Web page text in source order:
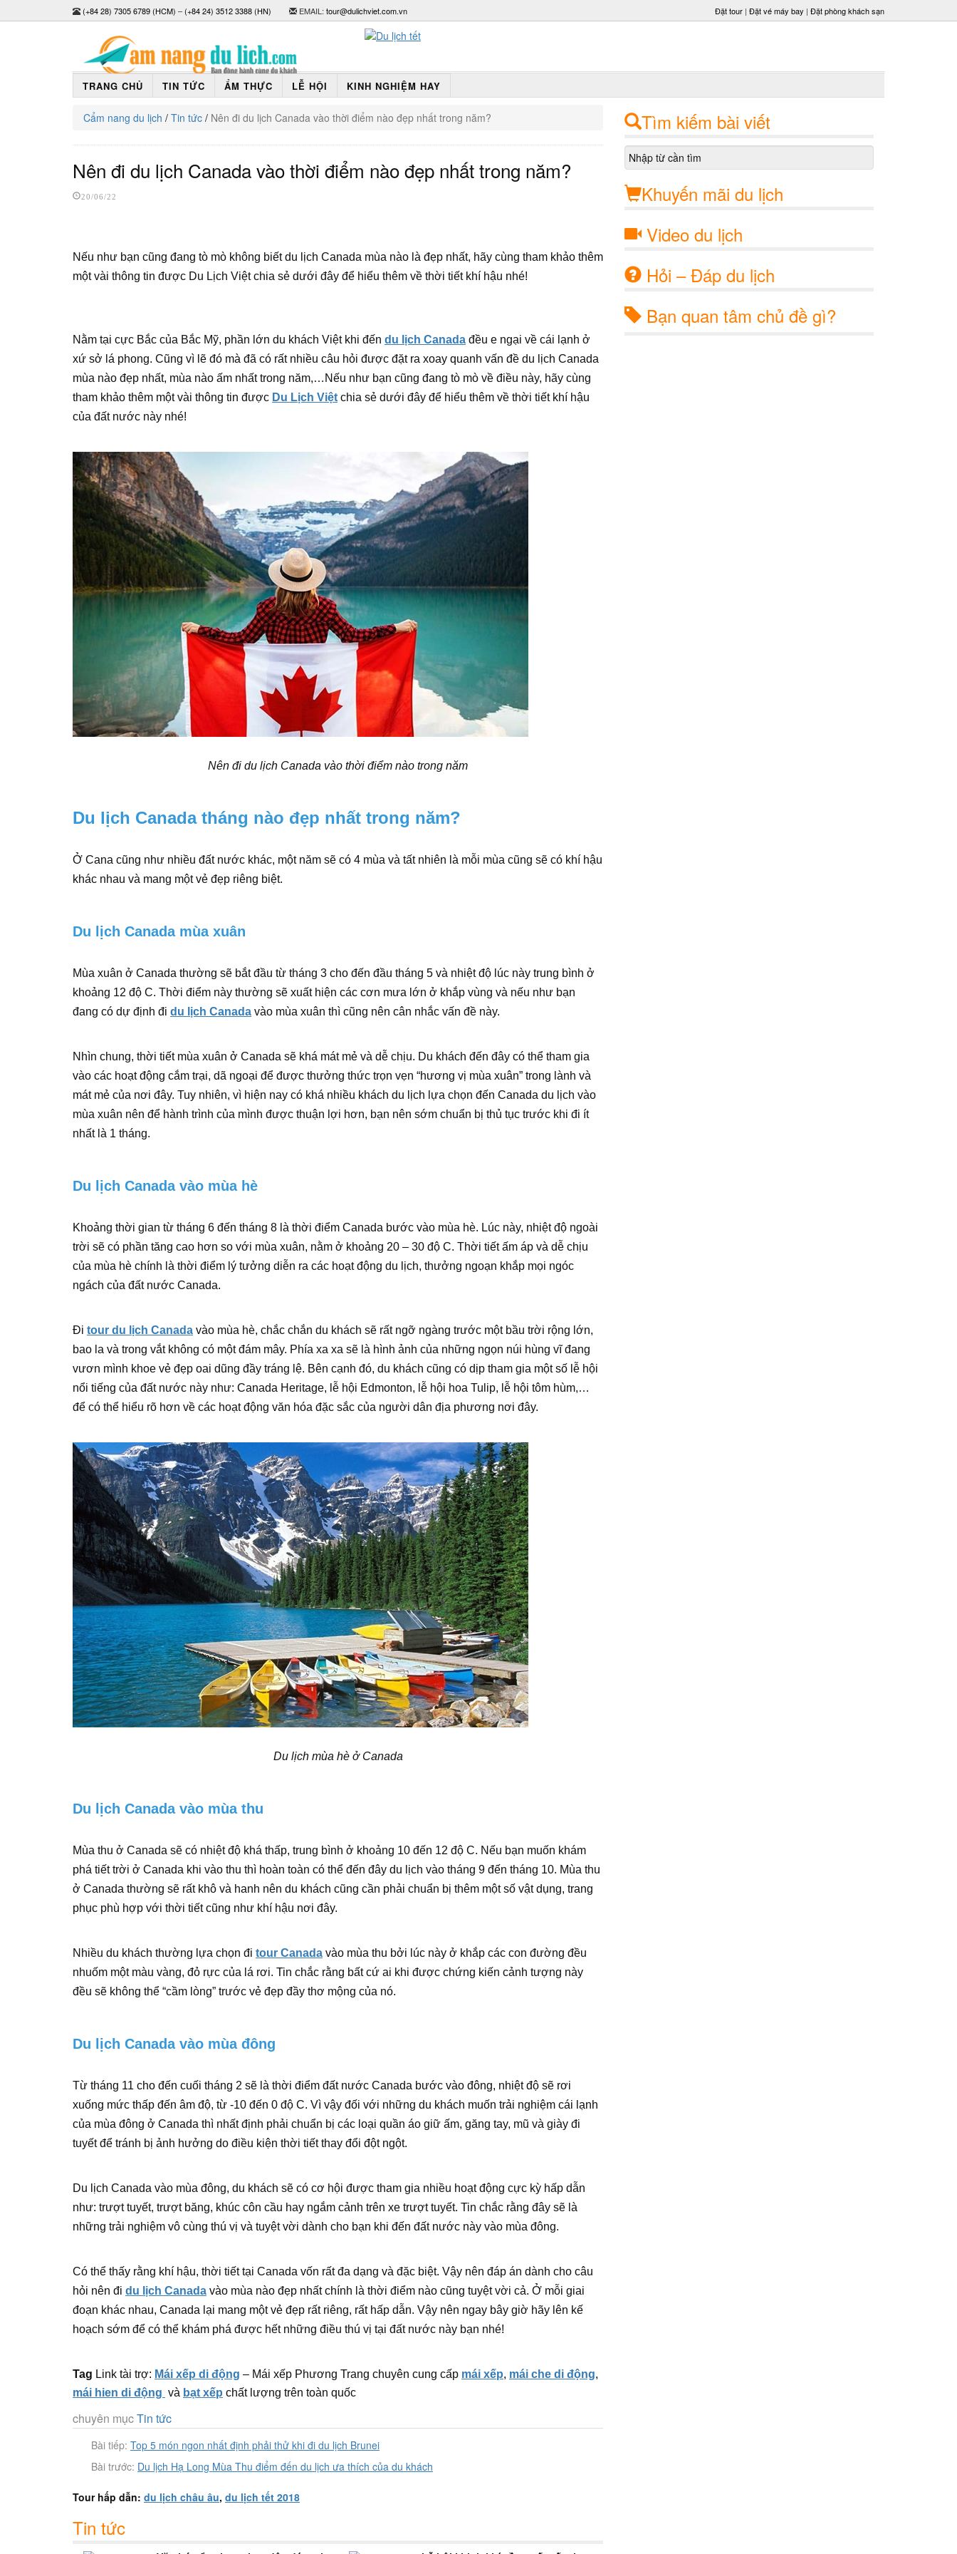
(+84 28) 7305 6789 (HCM) –(+84 24) 3512 3388 (HN) EMAIL: tour@dulichviet.com.vn Đặt tour | Đặt vé máy bay | Đặt phòng khách sạn
TRANG CHỦ TIN TỨC ẨM THỰC LỄ HỘI KINH NGHIỆM HAY
Cẩm nang du lịch / Tin tức / Nên đi du lịch Canada vào thời điểm nào đẹp nhất trong năm?
Nên đi du lịch Canada vào thời điểm nào đẹp nhất trong năm?
20/06/22
Nếu như bạn cũng đang tò mò không biết du lịch Canada mùa nào là đẹp nhất, hãy cùng tham khảo thêm
một vài thông tin được Du Lịch Việt chia sẻ dưới đây để hiểu thêm về thời tiết khí hậu nhé!
Nằm tại cực Bắc của Bắc Mỹ, phần lớn du khách Việt khi đến du lịch Canada đều e ngại về cái lạnh ở
xứ sở lá phong. Cũng vì lẽ đó mà đã có rất nhiều câu hỏi được đặt ra xoay quanh vấn đề du lịch Canada
mùa nào đẹp nhất, mùa nào ấm nhất trong năm,…Nếu như bạn cũng đang tò mò về điều này, hãy cùng
tham khảo thêm một vài thông tin được Du Lịch Việt chia sẻ dưới đây để hiểu thêm về thời tiết khí hậu
của đất nước này nhé!
Nên đi du lịch Canada vào thời điểm nào trong năm
Du lịch Canada tháng nào đẹp nhất trong năm?
Ở Cana cũng như nhiều đất nước khác, một năm sẽ có 4 mùa và tất nhiên là mỗi mùa cũng sẽ có khí hậu
khác nhau và mang một vẻ đẹp riêng biệt.
Du lịch Canada mùa xuân
Mùa xuân ở Canada thường sẽ bắt đầu từ tháng 3 cho đến đầu tháng 5 và nhiệt độ lúc này trung bình ở
khoảng 12 độ C. Thời điểm này thường sẽ xuất hiện các cơn mưa lớn ở khắp vùng và nếu như bạn
đang có dự định đi du lịch Canada vào mùa xuân thì cũng nên cân nhắc vấn đề này.
Nhìn chung, thời tiết mùa xuân ở Canada sẽ khá mát mẻ và dễ chịu. Du khách đến đây có thể tham gia
vào các hoạt động cắm trại, dã ngoại để được thưởng thức trọn vẹn “hương vị mùa xuân” trong lành và
mát mẻ của nơi đây. Tuy nhiên, vì hiện nay có khá nhiều khách du lịch lựa chọn đến Canada du lịch vào
mùa xuân nên để hành trình của mình được thuận lợi hơn, bạn nên sớm chuẩn bị thủ tục trước khi đi ít
nhất là 1 tháng.
Du lịch Canada vào mùa hè
Khoảng thời gian từ tháng 6 đến tháng 8 là thời điểm Canada bước vào mùa hè. Lúc này, nhiệt độ ngoài
trời sẽ có phần tăng cao hơn so với mùa xuân, nằm ở khoảng 20 – 30 độ C. Thời tiết ấm áp và dễ chịu
của mùa hè chính là thời điểm lý tưởng diễn ra các hoạt động du lịch, thưởng ngoạn khắp mọi ngóc
ngách của đất nước Canada.
Đi tour du lịch Canada vào mùa hè, chắc chắn du khách sẽ rất ngỡ ngàng trước một bầu trời rộng lớn,
bao la và trong vắt không có một đám mây. Phía xa xa sẽ là hình ảnh của những ngọn núi hùng vĩ đang
vươn mình khoe vẻ đẹp oai dũng đầy tráng lệ. Bên cạnh đó, du khách cũng có dịp tham gia một số lễ hội
nổi tiếng của đất nước này như: Canada Heritage, lễ hội Edmonton, lễ hội hoa Tulip, lễ hội tôm hùm,…
để có thể hiểu rõ hơn về các hoạt động văn hóa đặc sắc của người dân địa phương nơi đây.
Du lịch mùa hè ở Canada
Du lịch Canada vào mùa thu
Mùa thu ở Canada sẽ có nhiệt độ khá thấp, trung bình ở khoảng 10 đến 12 độ C. Nếu bạn muốn khám
phá tiết trời ở Canada khi vào thu thì hoàn toàn có thể đến đây du lịch vào tháng 9 đến tháng 10. Mùa thu
ở Canada thường sẽ rất khô và hanh nên du khách cũng cần phải chuẩn bị thêm một số vật dụng, trang
phục phù hợp với thời tiết cũng như khí hậu nơi đây.
Nhiều du khách thường lựa chọn đi tour Canada vào mùa thu bởi lúc này ở khắp các con đường đều
nhuốm một màu vàng, đỏ rực của lá rơi. Tin chắc rằng bất cứ ai khi được chứng kiến cảnh tượng này
đều sẽ không thể “cầm lòng” trước vẻ đẹp đầy thơ mộng của nó.
Du lịch Canada vào mùa đông
Từ tháng 11 cho đến cuối tháng 2 sẽ là thời điểm đất nước Canada bước vào đông, nhiệt độ sẽ rơi
xuống mức thấp đến âm độ, từ -10 đến 0 độ C. Vì vậy đối với những du khách muốn trải nghiệm cái lạnh
của mùa đông ở Canada thì nhất định phải chuẩn bị các loại quần áo giữ ấm, găng tay, mũ và giày đi
tuyết để tránh bị ảnh hưởng do điều kiện thời tiết thay đổi đột ngột.
Du lịch Canada vào mùa đông, du khách sẽ có cơ hội được tham gia nhiều hoạt động cực kỳ hấp dẫn
như: trượt tuyết, trượt băng, khúc côn cầu hay ngắm cảnh trên xe trượt tuyết. Tin chắc rằng đây sẽ là
những trải nghiệm vô cùng thú vị và tuyệt vời dành cho bạn khi đến đất nước này vào mùa đông.
Có thể thấy rằng khí hậu, thời tiết tại Canada vốn rất đa dạng và đặc biệt. Vậy nên đáp án dành cho câu
hỏi nên đi du lịch Canada vào mùa nào đẹp nhất chính là thời điểm nào cũng tuyệt vời cả. Ở mỗi giai
đoạn khác nhau, Canada lại mang một vẻ đẹp rất riêng, rất hấp dẫn. Vậy nên ngay bây giờ hãy lên kế
hoạch sớm để có thể khám phá được hết những điều thú vị tại đất nước này bạn nhé!
Tag Link tài trợ: Mái xếp di động – Mái xếp Phương Trang chuyên cung cấp mái xếp, mái che di động,
mái hien di động và bạt xếp chất lượng trên toàn quốc
chuyên mụcTin tức
Bài tiếp: Top 5 món ngon nhất định phải thử khi đi du lịch Brunei
Bài trước: Du lịch Hạ Long Mùa Thu điểm đến du lịch ưa thích của du khách
Tour hấp dẫn: du lịch châu âu, du lịch tết 2018
Tin tức
Tìm kiếm bài viết
Khuyến mãi du lịch
Video du lịch
Hỏi – Đáp du lịch
Bạn quan tâm chủ đề gì?